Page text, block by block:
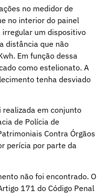
no medidor de
no interior do painel
um dispositivo
distância que não
Em função dessa
como estelionato. A
tenha desviado
realizada em conjunto
de Polícia de
Contra Órgãos
perícia por parte da
não foi encontrado. O
171 do Código Penal